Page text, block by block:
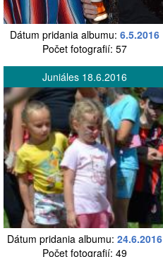
Dátum pridania albumu:6.5.2016
Počet fotografií: 57
Juniáles 18.6.2016
Dátum pridania albumu:24.6.2016
Počet fotografií: 49